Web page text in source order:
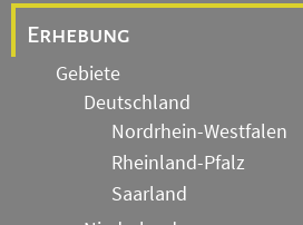
Erhebung
Gebiete
Deutschland
Nordrhein-Westfalen
Rheinland-Pfalz
Saarland